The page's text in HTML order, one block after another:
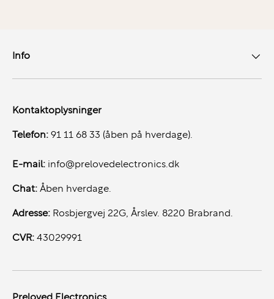
Konklusion
arbejdscomputermed AMD Ryzen-ydeevne og
hjemmearbejdspladsen og studielivet.
Info
Kontaktoplysninger
Telefon: 91 11 68 33 (åben på hverdage).
E-mail: info@prelovedelectronics.dk
Chat: Åben hverdage.
Adresse: Rosbjergvej 22G, Årslev. 8220 Brabrand.
CVR: 43029991